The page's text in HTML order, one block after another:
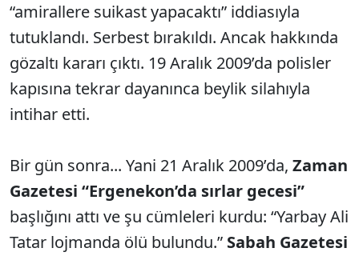
“amirallere suikast yapacaktı” iddiasıyla
tutuklandı. Serbest bırakıldı. Ancak hakkında
gözaltı kararı çıktı. 19 Aralık 2009’da polisler
kapısına tekrar dayanınca beylik silahıyla
intihar etti.
Bir gün sonra... Yani 21 Aralık 2009’da, Zaman
Gazetesi “Ergenekon’da sırlar gecesi”
başlığını attı ve şu cümleleri kurdu: “Yarbay Ali
Tatar lojmanda ölü bulundu.” Sabah Gazetesi